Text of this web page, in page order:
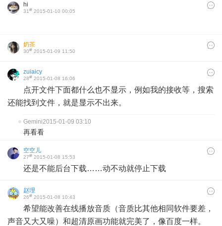
hi
31# 2015-01-10 00:05
奶茶
30# 2015-01-09 11:50
zuiaicy
28# 2015-01-08 16:06
点开文件下面都什么也不显示，例如我的接收等，搜索
还能找到文件，就是显示不出来。
Gemini2015-01-09 03:10
再看看
空空儿
27# 2015-01-08 15:53
还是不能后台下载……动不动就停止下载
赵理
26# 2015-01-08 10:43
希望能改善在线播放音质（音质比其他相同软件要差，
声音又大又噪）和超清原画功能就完美了，像百度一样。